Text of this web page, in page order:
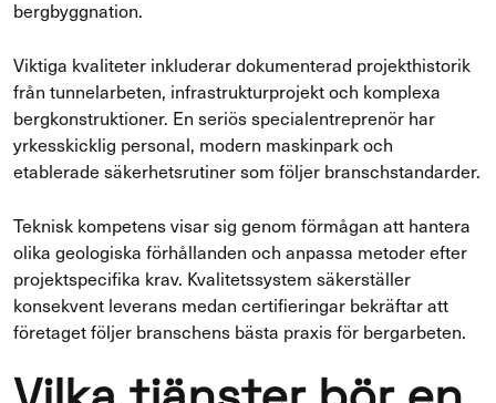
bergbyggnation.
Viktiga kvaliteter inkluderar dokumenterad projekthistorik
från tunnelarbeten, infrastrukturprojekt och komplexa
bergkonstruktioner. En seriös specialentreprenör har
yrkesskicklig personal, modern maskinpark och
etablerade säkerhetsrutiner som följer branschstandarder.
Teknisk kompetens visar sig genom förmågan att hantera
olika geologiska förhållanden och anpassa metoder efter
projektspecifika krav. Kvalitetssystem säkerställer
konsekvent leverans medan certifieringar bekräftar att
företaget följer branschens bästa praxis för bergarbeten.